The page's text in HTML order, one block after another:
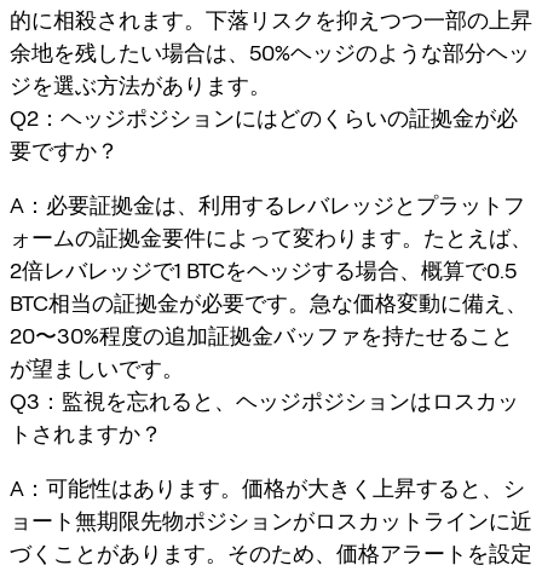
的に相殺されます。下落リスクを抑えつつ一部の上昇
余地を残したい場合は、50%ヘッジのような部分ヘッ
ジを選ぶ方法があります。
Q2：ヘッジポジションにはどのくらいの証拠金が必
要ですか？
A：必要証拠金は、利用するレバレッジとプラットフ
ォームの証拠金要件によって変わります。たとえば、
2倍レバレッジで1 BTCをヘッジする場合、概算で0.5
BTC相当の証拠金が必要です。急な価格変動に備え、
20〜30%程度の追加証拠金バッファを持たせること
が望ましいです。
Q3：監視を忘れると、ヘッジポジションはロスカッ
トされますか？
A：可能性はあります。価格が大きく上昇すると、シ
ョート無期限先物ポジションがロスカットラインに近
づくことがあります。そのため、価格アラートを設定